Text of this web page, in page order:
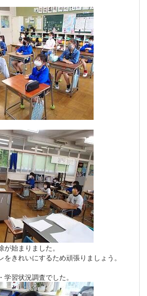
始まりました。
きれいにするため頑張りましょう。
習状況調査でした。